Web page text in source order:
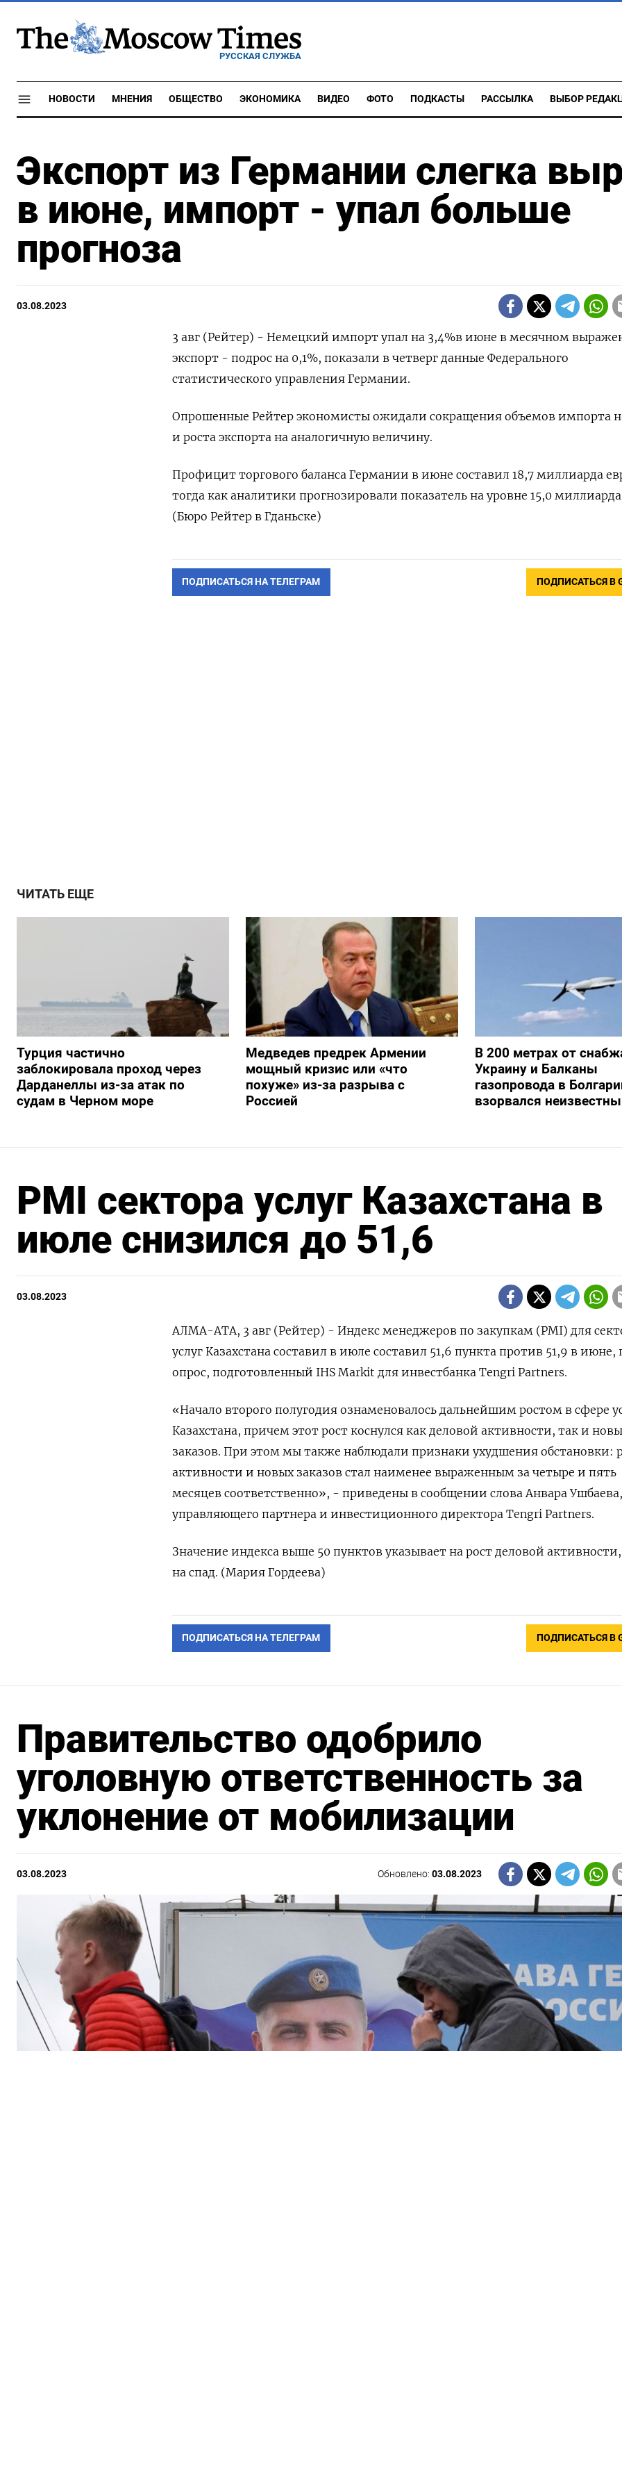
РУССКАЯ СЛУЖБА
НОВОСТИ МНЕНИЯ ОБЩЕСТВО ЭКОНОМИКА ВИДЕО ФОТО ПОДКАСТЫ РАССЫЛКА ВЫБОР
Экспорт из Германии слегка
в июне, импорт - упал больше
прогноза
03.08.2023
3 авг (Рейтер) - Немецкий импорт ​​упал на 3,4%​​​​​​​​​ в июне в месячном
экспорт - подрос на 0,1%​​​​​, показали в четверг данные Федерального
статистического управления Германии.
Опрошенные Рейтер экономисты ожидали сокращения объемов импорта
и роста экспорта на аналогичную величину.
Профицит торгового баланса Германии в июне составил 18,7 миллиарда
тогда как аналитики прогнозировали показатель на уровне 15,0
(Бюро Рейтер в Гданьске)
ПОДПИСАТЬСЯ НА ТЕЛЕГРАМ ПОДПИСАТЬСЯ В
ЧИТАТЬ ЕЩЕ
Турция частично
заблокировала проход через
Дарданеллы из-за атак по
судам в Черном море
Медведев предрек Армении
мощный кризис или «что
похуже» из-за разрыва с
Россией
В 200 метрах от
Украину и Балканы
газопровода в
взорвался
PMI сектора услуг Казахстана в
июле снизился до 51,6
03.08.2023
АЛМА-АТА, 3 авг (Рейтер) - Индекс менеджеров по закупкам (PMI) для
услуг Казахстана составил в июле составил 51,6 пункта против 51,9 в июне,
опрос, подготовленный IHS Markit для инвестбанка Tengri Partners.
«Начало второго полугодия ознаменовалось дальнейшим ростом в сфере
Казахстана, причем этот рост коснулся как деловой активности, так и
заказов. При этом мы также наблюдали признаки ухудшения обстановки:
активности и новых заказов стал наименее выраженным за четыре и пять
месяцев соответственно», - приведены в сообщении слова Анвара Ушбаева,
управляющего партнера и инвестиционного директора Tengri Partners.
Значение индекса выше 50 пунктов указывает на рост деловой
на спад. (Мария Гордеева)
ПОДПИСАТЬСЯ НА ТЕЛЕГРАМ ПОДПИСАТЬСЯ В
Правительство одобрило
уголовную ответственность за
уклонение от мобилизации
03.08.2023 Обновлено:03.08.2023